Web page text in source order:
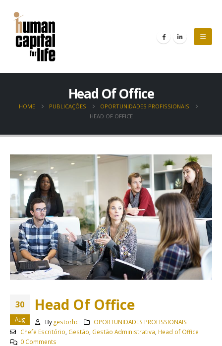
Head Of Office
HOME PUBLICAÇÕES
OPORTUNIDADES PROFISSIONAIS
HEAD OF OFFICE
30
Aug
Head Of Office
By gestorhc
OPORTUNIDADES PROFISSIONAIS
Chefe Escritório Gestão Gestão Administrativa Head of Office
0 Comments